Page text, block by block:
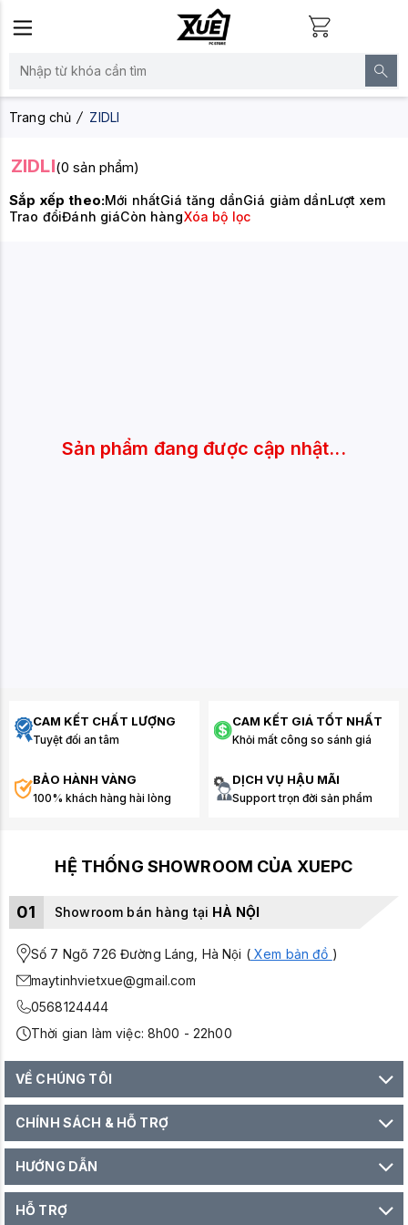
Trang chủ ZIDLI
ZIDLI(0 sản phẩm)
Sắp xếp theo:Mới nhấtGiá tăng dầnGiá giảm dầnLượt xem
Trao đổiĐánh giáCòn hàngXóa bộ lọc
Sản phẩm đang được cập nhật...
CAM KẾT CHẤT LƯỢNG
Tuyệt đối an tâm
CAM KẾT GIÁ TỐT NHẤT
Khỏi mất công so sánh giá
BẢO HÀNH VÀNG
100% khách hàng hài lòng
DỊCH VỤ HẬU MÃI
Support trọn đời sản phẩm
HỆ THỐNG SHOWROOM CỦA XUEPC
01 Showroom bán hàng tại HÀ NỘI
Số 7 Ngõ 726 Đường Láng, Hà Nội (Xem bản đồ )
maytinhvietxue@gmail.com
0568124444
Thời gian làm việc: 8h00 - 22h00
VỀ CHÚNG TÔI
CHÍNH SÁCH & HỖ TRỢ
HƯỚNG DẪN
HỖ TRỢ